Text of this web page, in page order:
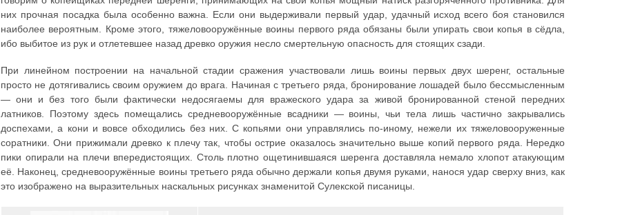
них прочная посадка была особенно важна. Если они выдерживали первый удар, удачный исход всего боя становился
наиболее вероятным. Кроме этого, тяжеловооружённые воины первого ряда обязаны были упирать свои копья в сёдла,
ибо выбитое из рук и отлетевшее назад древко оружия несло смертельную опасность для стоящих сзади.
При линейном построении на начальной стадии сражения участвовали лишь воины первых двух шеренг, остальные
просто не дотягивались своим оружием до врага. Начиная с третьего ряда, бронирование лошадей было бессмысленным
— они и без того были фактически недосягаемы для вражеского удара за живой бронированной стеной передних
латников. Поэтому здесь помещались средневооружённые всадники — воины, чьи тела лишь частично закрывались
доспехами, а кони и вовсе обходились без них. С копьями они управлялись по-иному, нежели их тяжеловооруженные
соратники. Они прижимали древко к плечу так, чтобы острие оказалось значительно выше копий первого ряда. Нередко
пики опирали на плечи впередистоящих. Столь плотно ощетинившаяся шеренга доставляла немало хлопот атакующим
её. Наконец, средневооружённые воины третьего ряда обычно держали копья двумя руками, нанося удар сверху вниз, как
это изображено на выразительных наскальных рисунках знаменитой Сулекской писаницы.